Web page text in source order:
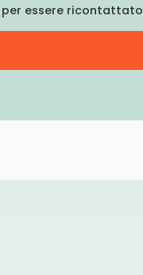
essere ricontattato